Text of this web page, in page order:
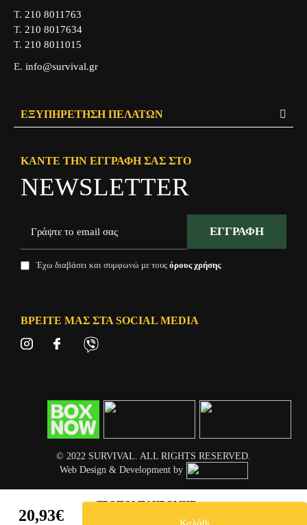
20,93€ Καλάθι
Τ. 210 8011763
Τ. 210 8017634
Τ. 210 8011015
Ε. info@survival.gr
ΕΞΥΠΗΡΈΤΗΣΗ ΠΕΛΑΤΏΝ
ΚΆΝΤΕ ΤΗΝ ΕΓΓΡΑΦΉ ΣΑΣ ΣΤΟ
NEWSLETTER
ΕΓΓΡΑΦΉ
Έχω διαβάσει και συμφωνώ με τους όρους χρήσης
ΒΡΕΊΤΕ ΜΑΣ ΣΤΑ SOCIAL MEDIA
© 2022 SURVIVAL. ALL RIGHTS RESERVED.
Web Design & Development by
ΤΡΌΠΟΙ ΠΛΗΡΩΜΉΣ